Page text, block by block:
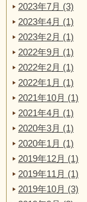
2023年7月 (3)
2023年4月 (1)
2023年2月 (1)
2022年9月 (1)
2022年2月 (1)
2022年1月 (1)
2021年10月 (1)
2021年4月 (1)
2020年3月 (1)
2020年1月 (1)
2019年12月 (1)
2019年11月 (1)
2019年10月 (3)